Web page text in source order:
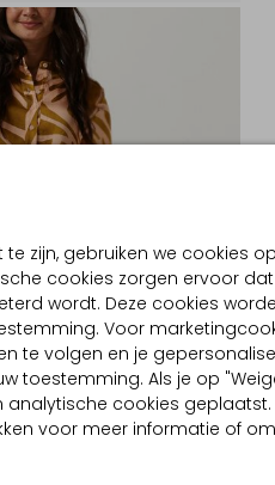
zijn, gebruiken we cookies op
cookies zorgen ervoor
wordt. Deze cookies
Voor
te volgen en je
toestemming. Als je op
analytische cookies geplaatst.
voor meer informatie of